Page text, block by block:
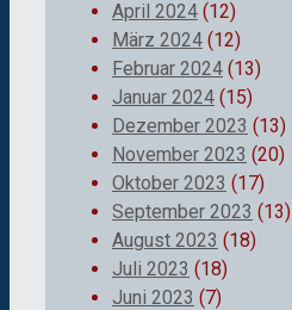
April 2024 (12)
März 2024 (12)
Februar 2024 (13)
Januar 2024 (15)
Dezember 2023 (13)
November 2023 (20)
Oktober 2023 (17)
September 2023 (13)
August 2023 (18)
Juli 2023 (18)
Juni 2023 (7)